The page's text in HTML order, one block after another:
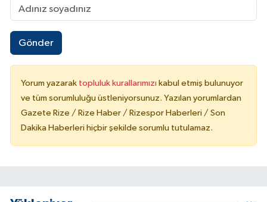
Gönder
Yorum yazarak topluluk kurallarımızı kabul etmiş bulunuyor
ve tüm sorumluluğu üstleniyorsunuz. Yazılan yorumlardan
Gazete Rize / Rize Haber / Rizespor Haberleri / Son
Dakika Haberleri hiçbir şekilde sorumlu tutulamaz.